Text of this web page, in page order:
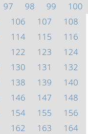
97 98 99
100
106 107
108
114 115
116
122 123
124
130 131
132
138 139
140
146 147
148
154 155
156
162 163
164